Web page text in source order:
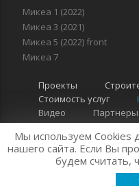
Микеа 1 (2022)
Микеа 3 (2021)
Микеа 5 (2022) front
Микеа 7
Проекты
Стоимость услуг
Видео
Партнеры
"Компания Леон" 2026 г.
конфиденциальности
Мы используем Cookies
нашего сайта. Если Вы
будем считать,